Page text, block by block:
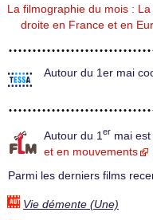
La filmographie du mois :
droite en France et en
Autour du 1er mai
Autour du 1 er mai
et en mouvements
Parmi les derniers films
Vie démente (Une)